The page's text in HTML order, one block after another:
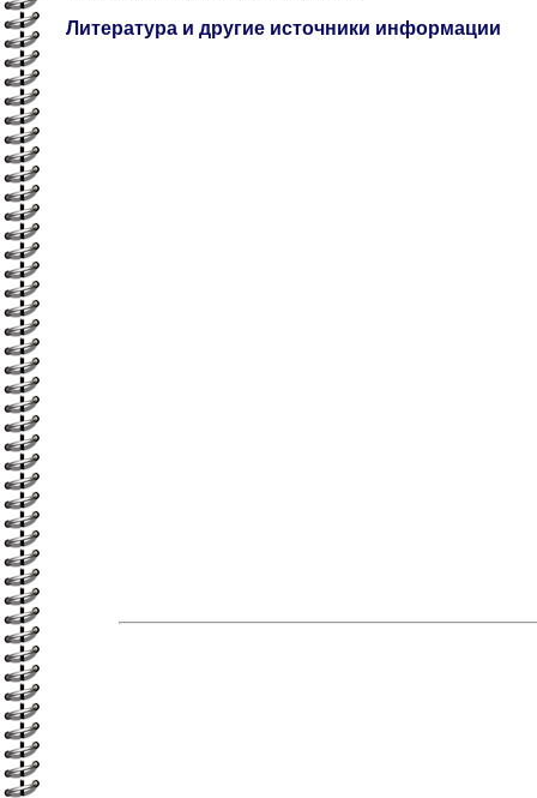
Литература и другие источники информации